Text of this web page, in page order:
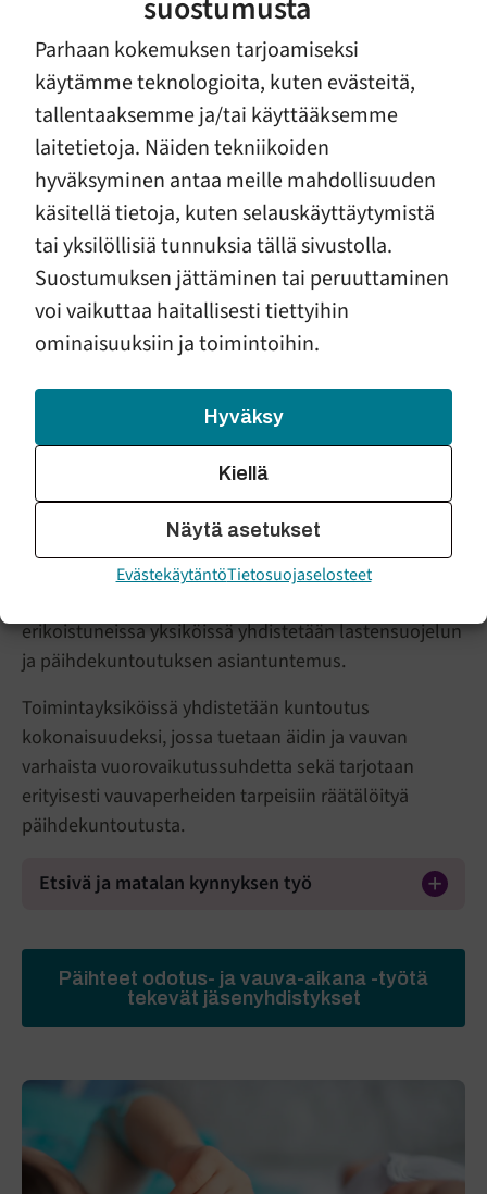
suostumusta
Parhaan kokemuksen tarjoamiseksi
käytämme teknologioita, kuten evästeitä,
tallentaaksemme ja/tai käyttääksemme
laitetietoja. Näiden tekniikoiden
hyväksyminen antaa meille mahdollisuuden
käsitellä tietoja, kuten selauskäyttäytymistä
tai yksilöllisiä tunnuksia tällä sivustolla.
Suostumuksen jättäminen tai peruuttaminen
voi vaikuttaa haitallisesti tiettyihin
ominaisuuksiin ja toimintoihin.
Hyväksy
Kiellä
Näytä asetukset
EvästekäytäntöTietosuojaselosteet
Mahdottoman tuntuisistakin tilanteista voi
selvitä. Pidä kiinni- ensikodit ja -avopalvelut
ovat erikoistuneita auttamaan
päihdeongelmaisia vanhempia. Hoidossa
opetellaan elämään ilman päihteitä ja
kasvetaan vanhemmaksi. Ammattilaisten lisäksi
tukena on toiset samassa tilanteessa olevat
äidit ja isät.
Pidä kiinni® -kuntoutuksessa asioita tarkastellaan
erityisesti vauvan ja vanhemmuuden näkökulmasta.
Kuntoutuksen perusta on työntekijän ja asiakkaan
välinen luottamuksellinen suhde sekä
samankaltaisessa tilanteessa olevien perheiden
keskinäinen tuki. Raskaana olevien naisten ja
erikoistuneissa yksiköissä yhdistetään lastensuojelun
ja päihdekuntoutuksen asiantuntemus.
Toimintayksiköissä yhdistetään kuntoutus
kokonaisuudeksi, jossa tuetaan äidin ja vauvan
varhaista vuorovaikutussuhdetta sekä tarjotaan
erityisesti vauvaperheiden tarpeisiin räätälöityä
päihdekuntoutusta.
Etsivä ja matalan kynnyksen työ
Päihteet odotus- ja vauva-aikana -työtä
tekevät jäsenyhdistykset